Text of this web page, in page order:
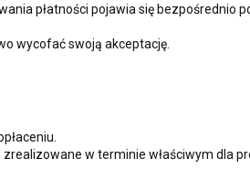
płatności pojawia się bezpośrednio
wycofać swoją akceptację.
w terminie właściwym dla